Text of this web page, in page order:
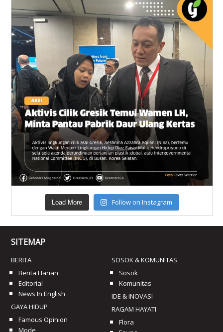
Load More Follow on Instagram
SITEMAP
BERITA
Berita Harian
Editorial
News In English
GAYA HIDUP
Famous Opinion
Mode
SOSOK & KOMUNITAS
Sosok
Komunitas
IDE & INOVASI
RAGAM HAYATI
Flora